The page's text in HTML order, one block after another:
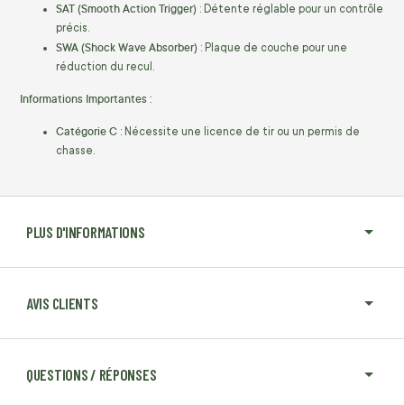
PLUS D'INFORMATIONS
AVIS CLIENTS
QUESTIONS / RÉPONSES
SAT (Smooth Action Trigger) : Détente réglable pour un contrôle
précis.
SWA (Shock Wave Absorber) : Plaque de couche pour une
réduction du recul.
Informations Importantes :
Catégorie C : Nécessite une licence de tir ou un permis de
chasse.